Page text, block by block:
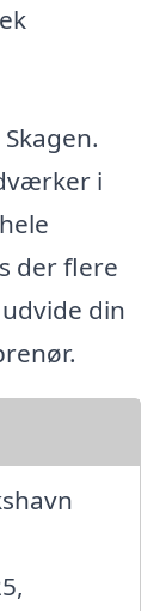
i
der flere
din